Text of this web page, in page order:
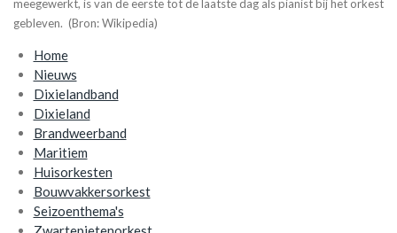
meegewerkt, is van de eerste tot de laatste dag als pianist bij het orkest
gebleven. (Bron: Wikipedia)
Home
Nieuws
Dixielandband
Dixieland
Brandweerband
Maritiem
Huisorkesten
Bouwvakkersorkest
Seizoenthema's